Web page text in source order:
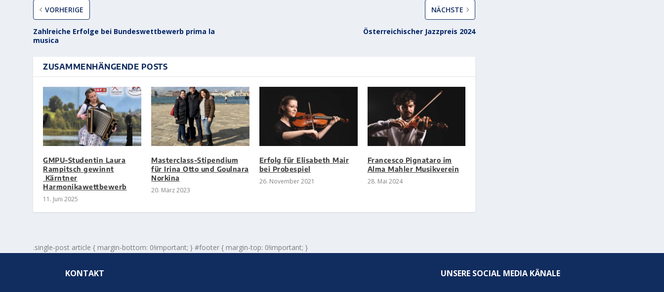
VORHERIGE
Zahlreiche Erfolge bei Bundeswettbewerb prima la
musica
NÄCHSTE
Österreichischer Jazzpreis 2024
ZUSAMMENHÄNGENDE POSTS
GMPU-Studentin Laura
Rampitsch gewinnt
Kärntner
Harmonikawettbewerb
11. Juni 2025
Masterclass-Stipendium
für Irina Otto und Goulnara
Norkina
20. März 2023
Erfolg für Elisabeth Mair
bei Probespiel
26. November 2021
Francesco Pignataro im
Alma Mahler Musikverein
28. Mai 2024
.single-post article { margin-bottom: 0!important; } #footer { margin-top: 0!important; }
KONTAKT UNSERE SOCIAL MEDIA KÄNALE